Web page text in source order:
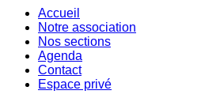
Accueil
Notre association
Nos sections
Agenda
Contact
Espace privé